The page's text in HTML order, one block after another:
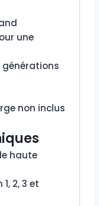
une
générations
non inclus
haute
2, 3 et